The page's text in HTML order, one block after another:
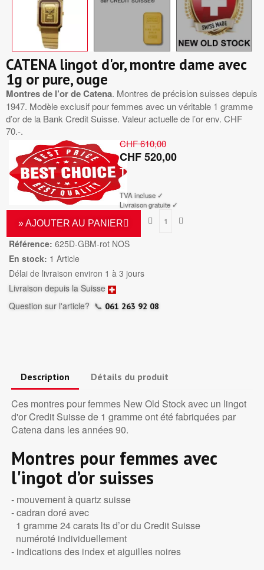
CATENA lingot d'or, montre dame avec
1g or pure, ouge
Montres de l’or de Catena. Montres de précision suisses depuis
1947. Modèle exclusif pour femmes avec un véritable 1 gramme
d’or de la Bank Credit Suisse. Valeur actuelle de l’or env. CHF
70.-.
CHF 610,00
CHF 520,00
TTC
TVA incluse ✓
Livraison gratuite ✓
» AJOUTER AU PANIER
Référence: 625D-GBM-rot NOS
En stock: 1 Article
Délai de livraison environ 1 à 3 jours
Livraison depuis la Suisse
Question sur l'article? 📞 061 263 92 08
Description Détails du produit
Ces montres pour femmes New Old Stock avec un lingot
d'or Credit Suisse de 1 gramme ont été fabriquées par
Catena dans les années 90.
Montres pour femmes avec
l'ingot d’or suisses
- mouvement à quartz suisse
- cadran doré avec
1 gramme 24 carats lts d’or du Credit Suisse
numéroté individuellement
- indications des index et aiguilles noires